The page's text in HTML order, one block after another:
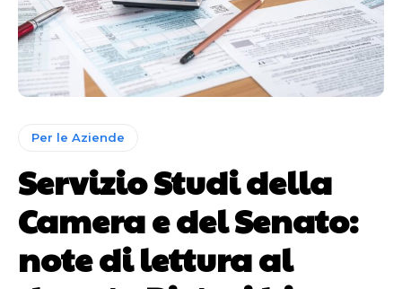
Per le Aziende
Servizio Studi della
Camera e del Senato:
note di lettura al